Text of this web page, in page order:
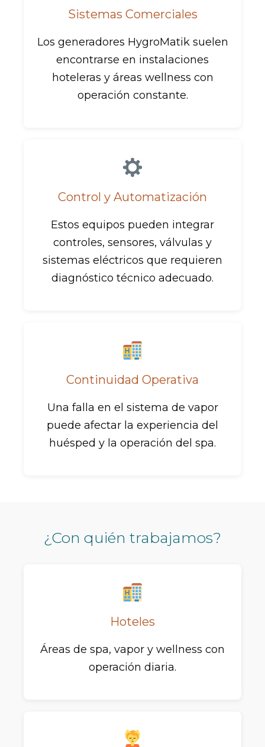
Sistemas Comerciales
Los generadores HygroMatik suelen
encontrarse en instalaciones
hoteleras y áreas wellness con
operación constante.
Control y Automatización
Estos equipos pueden integrar
controles, sensores, válvulas y
sistemas eléctricos que requieren
diagnóstico técnico adecuado.
Continuidad Operativa
Una falla en el sistema de vapor
puede afectar la experiencia del
huésped y la operación del spa.
¿Con quién trabajamos?
Hoteles
Áreas de spa, vapor y wellness con
operación diaria.